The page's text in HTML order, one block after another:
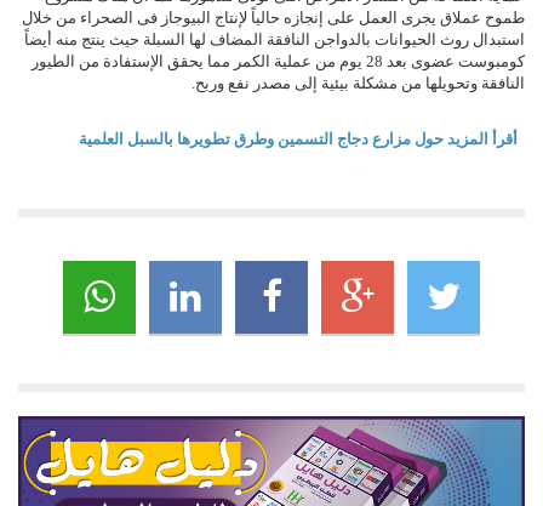
طموح عملاق يجرى العمل على إنجازه حالياً لإنتاج البيوجاز فى الصحراء من خلال
استبدال روث الحيوانات بالدواجن النافقة المضاف لها السبلة حيث ينتج منه أيضاً
كومبوست عضوى بعد 28 يوم من عملية الكمر مما يحقق الإستفادة من الطيور
النافقة وتحويلها من مشكلة بيئية إلى مصدر نفع وربح.
أقرأ المزيد حول مزارع دجاج التسمين وطرق تطويرها بالسبل العلمية